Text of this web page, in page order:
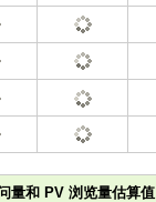
量和 PV 浏览量估算值